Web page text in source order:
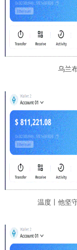
乌兰
温度丨他坚